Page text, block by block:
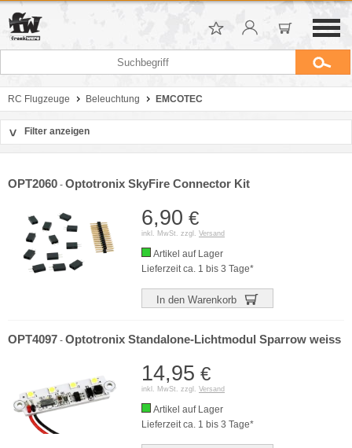
RC Flugzeuge Beleuchtung EMCOTEC
> Filter anzeigen
OPT2060 - Optotronix SkyFire Connector Kit
6,90 €
inkl. MwSt. zzgl. Versand
Artikel auf Lager
Lieferzeit ca. 1 bis 3 Tage*
In den Warenkorb
OPT4097 - Optotronix Standalone-Lichtmodul Sparrow weiss
14,95 €
inkl. MwSt. zzgl. Versand
Artikel auf Lager
Lieferzeit ca. 1 bis 3 Tage*